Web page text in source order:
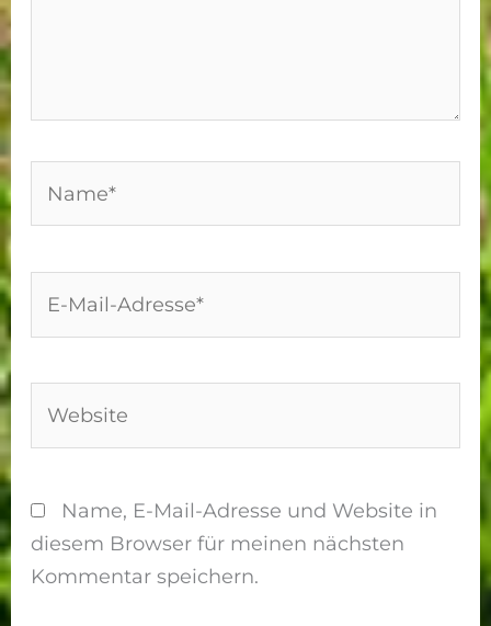
Mail-
Name, E-Mail-Adresse und Website in
diesem Browser für meinen nächsten
Kommentar speichern.